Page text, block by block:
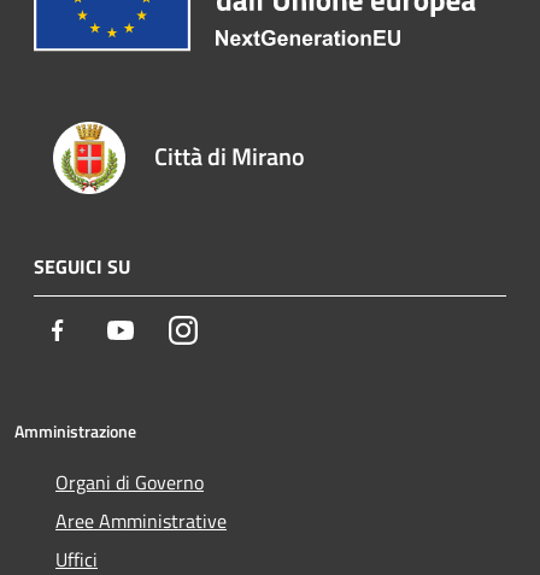
Città di Mirano
SEGUICI SU
Facebook YoutubeInstagram
Amministrazione
Organi di Governo
Aree Amministrative
Uffici